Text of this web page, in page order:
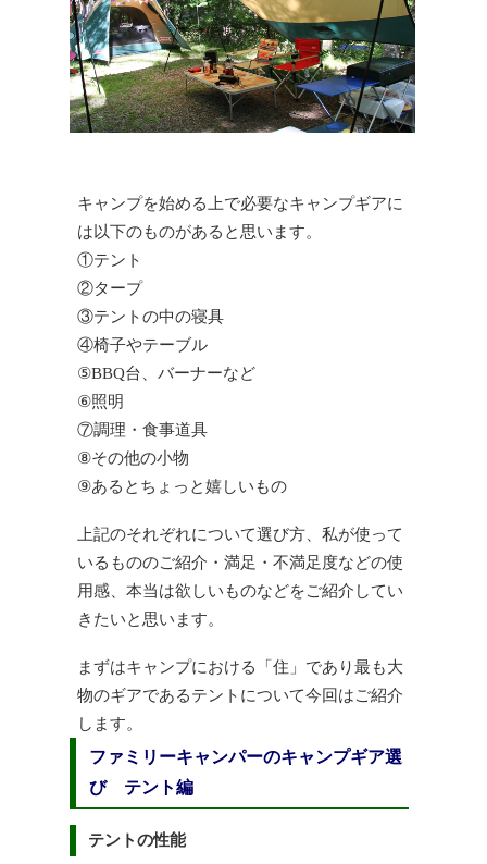
キャンプを始める上で必要なキャンプギアに
は以下のものがあると思います。
①テント
②タープ
③テントの中の寝具
④椅子やテーブル
⑤BBQ台、バーナーなど
⑥照明
⑦調理・食事道具
⑧その他の小物
⑨あるとちょっと嬉しいもの
上記のそれぞれについて選び方、私が使って
いるもののご紹介・満足・不満足度などの使
用感、本当は欲しいものなどをご紹介してい
きたいと思います。
まずはキャンプにおける「住」であり最も大
物のギアであるテントについて今回はご紹介
します。
ファミリーキャンパーのキャンプギア選
び テント編
テントの性能